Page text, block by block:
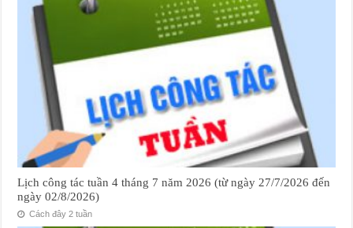
Lịch công tác tuần 4 tháng 7 năm 2026 (từ ngày 27/7/2026 đến
ngày 02/8/2026)
Cách đây 2 tuần